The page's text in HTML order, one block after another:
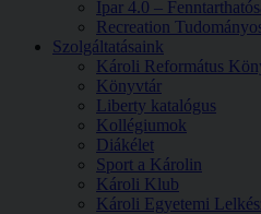
Ipar 4.0 –
Recreation
Szolgáltatásaink
Károli Református
Könyvtár
Liberty katalógus
Kollégiumok
Diákélet
Sport a Károlin
Károli Klub
Károli Egyetemi